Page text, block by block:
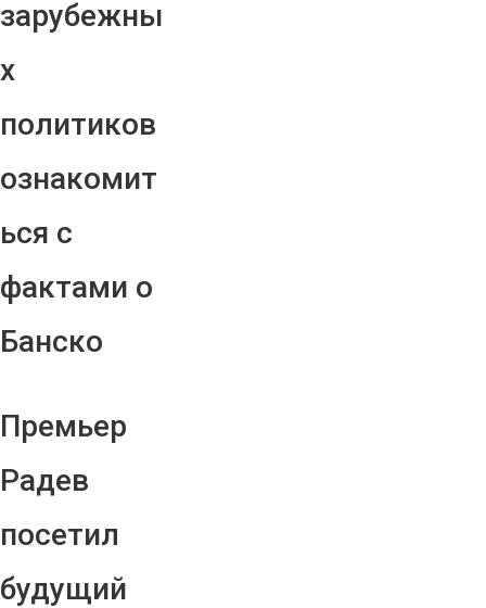
зарубежны
х
политиков
ознакомит
ься с
фактами о
Банско
Премьер
Радев
посетил
будущий